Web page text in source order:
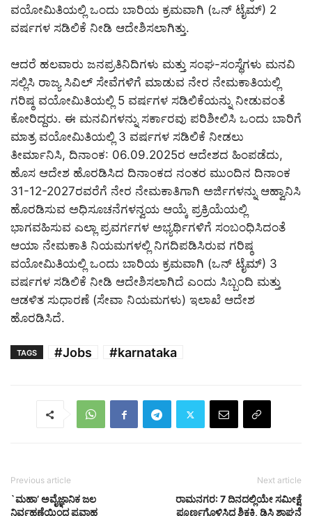
ವಯೋಮಿತಿಯಲ್ಲಿ ಒಂದು ಬಾರಿಯ ಕ್ರಮವಾಗಿ (ಒನ್ ಟೈಮ್) 2
ವರ್ಷಗಳ ಸಡಿಲಿಕೆ ನೀಡಿ ಆದೇಶಿಸಲಾಗಿತ್ತು.
ಆದರೆ ಹಲವಾರು ಜನಪ್ರತಿನಿದಿಗಳು ಮತ್ತು ಸಂಘ-ಸಂಸ್ಥೆಗಳು ಮನವಿ
ಸಲ್ಲಿಸಿ ರಾಜ್ಯ ಸಿವಿಲ್ ಸೇವೆಗಳಿಗೆ ಮಾಡುವ ನೇರ ನೇಮಕಾತಿಯಲ್ಲಿ
ಗರಿಷ್ಠ ವಯೋಮಿತಿಯಲ್ಲಿ 5 ವರ್ಷಗಳ ಸಡಿಲಿಕೆಯನ್ನು ನೀಡುವಂತೆ
ಕೋರಿದ್ದರು. ಈ ಮನವಿಗಳನ್ನು ಸರ್ಕಾರವು ಪರಿಶೀಲಿಸಿ ಒಂದು ಬಾರಿಗೆ
ಮಾತ್ರ ವಯೋಮಿತಿಯಲ್ಲಿ 3 ವರ್ಷಗಳ ಸಡಿಲಿಕೆ ನೀಡಲು
ತೀರ್ಮಾನಿಸಿ, ದಿನಾಂಕ: 06.09.2025ರ ಆದೇಶದ ಹಿಂಪಡೆದು,
ಹೊಸ ಆದೇಶ ಹೊರಡಿಸಿದ ದಿನಾಂಕದ ನಂತರ ಮುಂದಿನ ದಿನಾಂಕ
31-12-2027ರವರೆಗೆ ನೇರ ನೇಮಕಾತಿಗಾಗಿ ಅರ್ಜಿಗಳನ್ನು ಆಹ್ವಾನಿಸಿ
ಹೊರಡಿಸುವ ಅಧಿಸೂಚನೆಗಳನ್ವಯ ಆಯ್ಕೆ ಪ್ರಕ್ರಿಯೆಯಲ್ಲಿ
ಭಾಗವಹಿಸುವ ಎಲ್ಲಾ ಪ್ರವರ್ಗಗಳ ಅಭ್ಯರ್ಥಿಗಳಿಗೆ ಸಂಬಂಧಿಸಿದಂತೆ
ಆಯಾ ನೇಮಕಾತಿ ನಿಯಮಗಳಲ್ಲಿ ನಿಗದಿಪಡಿಸಿರುವ ಗರಿಷ್ಠ
ವಯೋಮಿತಿಯಲ್ಲಿ ಒಂದು ಬಾರಿಯ ಕ್ರಮವಾಗಿ (ಒನ್ ಟೈಮ್) 3
ವರ್ಷಗಳ ಸಡಿಲಿಕೆ ನೀಡಿ ಆದೇಶಿಸಲಾಗಿದೆ ಎಂದು ಸಿಬ್ಬಂದಿ ಮತ್ತು
ಆಡಳಿತ ಸುಧಾರಣೆ (ಸೇವಾ ನಿಯಮಗಳು) ಇಲಾಖೆ ಆದೇಶ
ಹೊರಡಿಸಿದೆ.
TAGS #Jobs #karnataka
Previous article
`ಮಹಾ’ ಅವೈಜ್ಞಾನಿಕ ಜಲ
ನಿರ್ವಹಣೆಯಿಂದ ಪ್ರವಾಹ
Next article
ರಾಮನಗರ: 7 ದಿನದಲ್ಲಿಯೇ ಸಮೀಕ್ಷೆ
ಪೂರ್ಣಗೊಳಿಸಿದ ಶಿಕ್ಷಕಿ, ಡಿಸಿ ಶ್ಲಾಘನೆ